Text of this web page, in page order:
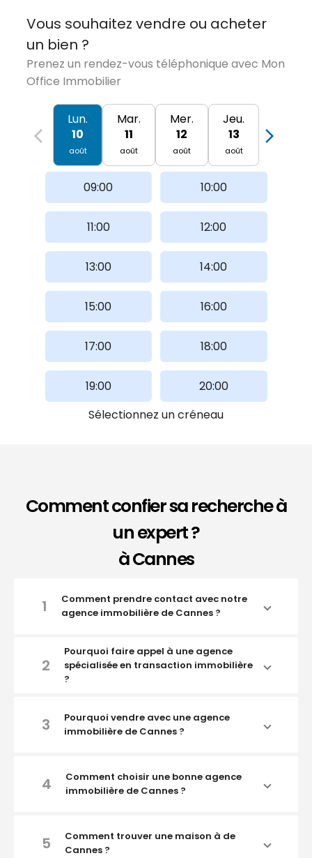
Vous souhaitez vendre ou acheter
un bien ?
Prenez un rendez-vous téléphonique avec Mon
Office Immobilier
arrow_back_ios
Lun.
10
août
Mar.
11
août
Mer.
12
août
Jeu.
13
août
arrow_forward_ios
09:00 10:00
11:00 12:00
13:00 14:00
15:00 16:00
17:00 18:00
19:00
20:00
Sélectionnez un créneau
Comment confier sa recherche à
un expert ?
à Cannes
1
Comment prendre contact avec notre
agence immobilière de Cannes ?
2
Pourquoi faire appel à une agence
spécialisée en transaction immobilière
?
3
Pourquoi vendre avec une agence
immobilière de Cannes ?
4
Comment choisir une bonne agence
immobilière de Cannes ?
5
Comment trouver une maison à de
Cannes ?